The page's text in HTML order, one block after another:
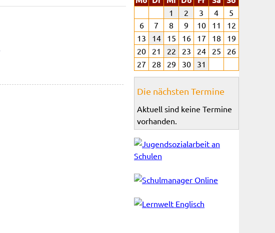
1 2 3 4
5
6
7 8 9 10 11
12
13
14 15 16 17 18
19
20
21 22 23 24 25
26
27
28 29 30 31
Die nächsten Termine
Aktuell sind keine Termine
vorhanden.